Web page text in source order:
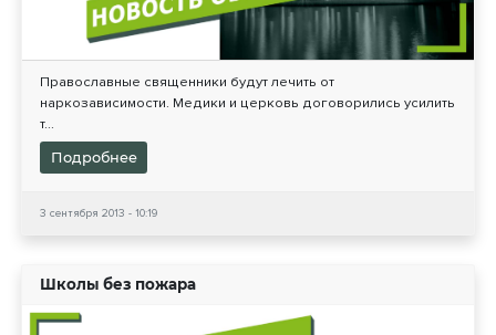
Православные священники будут лечить от
наркозависимости. Медики и церковь договорились усилить
т...
Подробнее
3 сентября 2013 - 10:19
Школы без пожара